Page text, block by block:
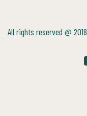
All rights reserved @ 2018